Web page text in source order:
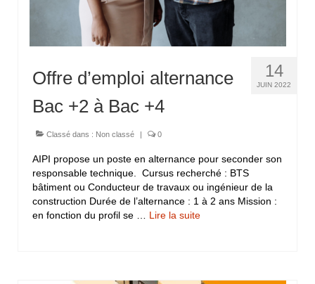
14
JUIN 2022
Offre d’emploi alternance
Bac +2 à Bac +4
Classé dans : Non classé | 0
AIPI propose un poste en alternance pour seconder son
responsable technique. Cursus recherché : BTS
bâtiment ou Conducteur de travaux ou ingénieur de la
construction Durée de l’alternance : 1 à 2 ans Mission :
en fonction du profil se … Lire la suite­­